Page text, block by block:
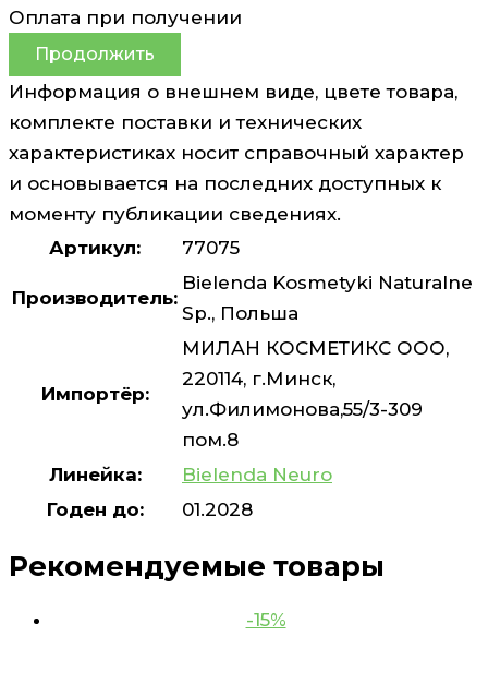
Оплата при получении
Продолжить
Информация о внешнем виде, цвете товара,
комплекте поставки и технических
характеристиках носит справочный характер
и основывается на последних доступных к
моменту публикации сведениях.
Артикул:
77075
Производитель:
Bielenda Kosmetyki Naturalne
Sp., Польша
Импортёр:
МИЛАН КОСМЕТИКС ООО,
220114, г.Минск,
ул.Филимонова,55/3-309
пом.8
Линейка:
Bielenda Neuro
Годен до:
01.2028
Рекомендуемые товары
-15%